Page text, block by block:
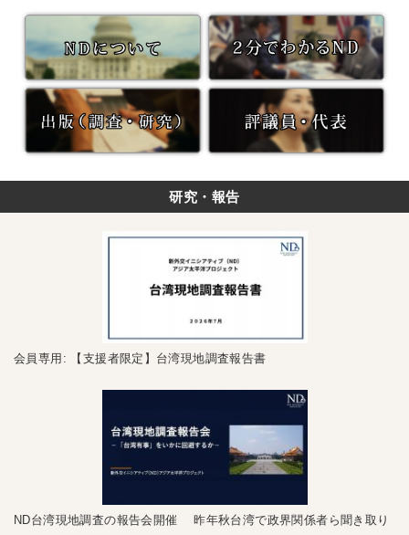
研究・報告
会員専用: 【支援者限定】台湾現地調査報告書
ND台湾現地調査の報告会開催 昨年秋台湾で政界関係者ら聞き取り